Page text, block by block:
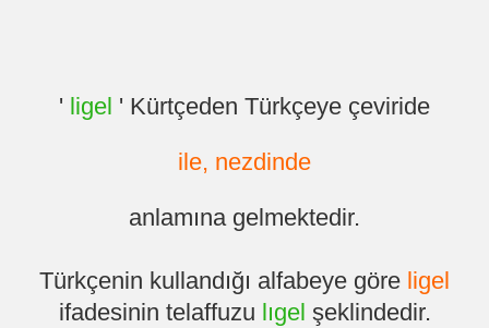
' ligel ' Kürtçeden Türkçeye çeviride
ile, nezdinde
anlamına gelmektedir.
Türkçenin kullandığı alfabeye göre ligel
ifadesinin telaffuzu lıgel şeklindedir.